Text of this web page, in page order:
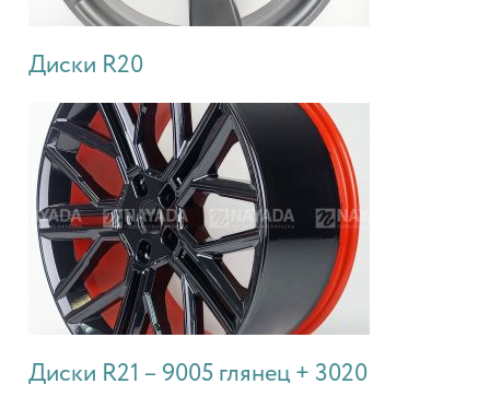
Диски R20
Диски R21 – 9005 глянец + 3020